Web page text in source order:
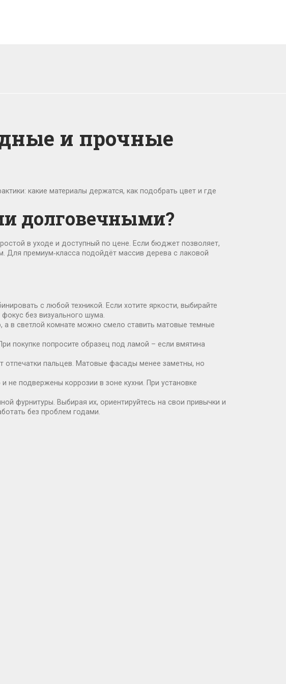
и прочные
какие материалы держатся, как подобрать цвет и где
долговечными?
в уходе и доступный по цене. Если бюджет позволяет,
Для премиум‑класса подойдёт массив дерева с лаковой
с любой техникой. Если хотите яркости, выбирайте
без визуального шума.
а в светлой комнате можно смело ставить матовые темные
покупке попросите образец под ламой – если вмятина
отпечатки пальцев. Матовые фасады менее заметны, но
не подвержены коррозии в зоне кухни. При установке
фурнитуры. Выбирая их, ориентируйтесь на свои привычки и
без проблем годами.